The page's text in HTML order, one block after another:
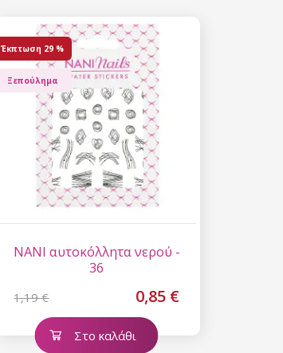
NANI αυτοκόλλητα νερού -
36
1,19 € 0,85 €
Έκπτωση 29 %
Ξεπούλημα
Στο καλάθι